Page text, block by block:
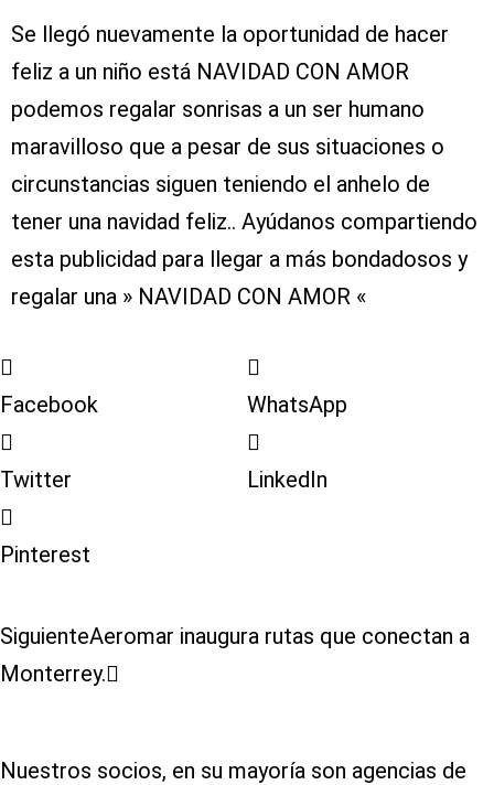
Se llegó nuevamente la oportunidad de hacer
feliz a un niño está NAVIDAD CON AMOR
podemos regalar sonrisas a un ser humano
maravilloso que a pesar de sus situaciones o
circunstancias siguen teniendo el anhelo de
tener una navidad feliz.. Ayúdanos compartiendo
esta publicidad para llegar a más bondadosos y
regalar una » NAVIDAD CON AMOR «
Facebook WhatsApp
Twitter LinkedIn
Pinterest
SiguienteAeromar inaugura rutas que conectan a
Monterrey.
Nuestros socios, en su mayoría son agencias de